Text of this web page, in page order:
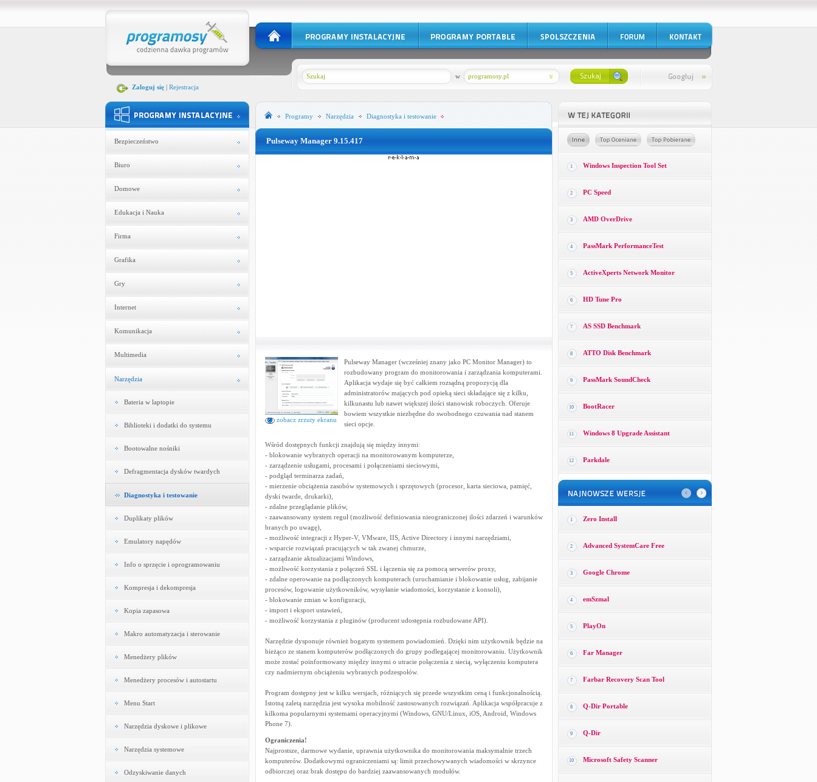
Zaloguj się| Rejestracja
programosy.pl
w
Bezpieczeństwo
Biuro
Domowe
Edukacja i Nauka
Firma
Grafika
Gry
Internet
Komunikacja
Multimedia
Narzędzia
Bateria w laptopie
Biblioteki i dodatki do systemu
Bootowalne nośniki
Defragmentacja dysków twardych
Diagnostyka i testowanie
Duplikaty plików
Emulatory napędów
Info o sprzęcie i oprogramowaniu
Kompresja i dekompresja
Kopia zapasowa
Makro automatyzacja i sterowanie
Menedżery plików
Menedżery procesów i autostartu
Menu Start
Narzędzia dyskowe i plikowe
Narzędzia systemowe
Odzyskiwanie danych
Programy Narzędzia Diagnostyka i testowanie
Pulseway Manager 9.15.417
zobacz zrzuty ekranu
Pulseway Manager (wcześniej znany jako PC Monitor Manager) to
rozbudowany program do monitorowania i zarządzania komputerami.
Aplikacja wydaje się być całkiem rozsądną propozycją dla
administratorów mających pod opieką sieci składające się z kilku,
kilkunastu lub nawet większej ilości stanowisk roboczych. Oferuje
bowiem wszystkie niezbędne do swobodnego czuwania nad stanem
sieci opcje.
Wśród dostępnych funkcji znajdują się między innymi:
- blokowanie wybranych operacji na monitorowanym komputerze,
- zarządzenie usługami, procesami i połączeniami sieciowymi,
- podgląd terminarza zadań,
- mierzenie obciążenia zasobów systemowych i sprzętowych (procesor, karta sieciowa, pamięć,
dyski twarde, drukarki),
- zdalne przeglądanie plików,
- zaawansowany system reguł (możliwość definiowania nieograniczonej ilości zdarzeń i warunków
branych po uwagę),
- możliwość integracji z Hyper-V, VMware, IIS, Active Directory i innymi narzędziami,
- wsparcie rozwiązań pracujących w tak zwanej chmurze,
- zarządzanie aktualizacjami Windows,
- możliwość korzystania z połączeń SSL i łączenia się za pomocą serwerów proxy,
- zdalne operowanie na podłączonych komputerach (uruchamianie i blokowanie usług, zabijanie
procesów, logowanie użytkowników, wysyłanie wiadomości, korzystanie z konsoli),
- blokowanie zmian w konfiguracji,
- import i eksport ustawień,
- możliwość korzystania z pluginów (producent udostępnia rozbudowane API).
Narzędzie dysponuje również bogatym systemem powiadomień. Dzięki nim użytkownik będzie na
bieżąco ze stanem komputerów podłączonych do grupy podlegającej monitorowaniu. Użytkownik
może zostać poinformowany między innymi o utracie połączenia z siecią, wyłączeniu komputera
czy nadmiernym obciążeniu wybranych podzespołów.
Program dostępny jest w kilku wersjach, różniących się przede wszystkim ceną i funkcjonalnością.
Istotną zaletą narzędzia jest wysoka mobilność zastosowanych rozwiązań. Aplikacja współpracuje z
kilkoma popularnymi systemami operacyjnymi (Windows, GNU/Linux, iOS, Android, Windows
Phone 7).
Ograniczenia!
Najprostsze, darmowe wydanie, uprawnia użytkownika do monitorowania maksymalnie trzech
komputerów. Dodatkowymi ograniczeniami są: limit przechowywanych wiadomości w skrzynce
odbiorczej oraz brak dostępu do bardziej zaawansowanych modułów.
1 Windows Inspection Tool Set
2 PC Speed
3 AMD OverDrive
4 PassMark PerformanceTest
5 ActiveXperts Network Monitor
6 HD Tune Pro
7 AS SSD Benchmark
8 ATTO Disk Benchmark
9 PassMark SoundCheck
10 BootRacer
11 Windows 8 Upgrade Assistant
12 Parkdale
1 Zero Install
2 Advanced SystemCare Free
3 Google Chrome
4 emSzmal
5 PlayOn
6 Far Manager
7 Farbar Recovery Scan Tool
8 Q-Dir Portable
9 Q-Dir
10 Microsoft Safety Scanner